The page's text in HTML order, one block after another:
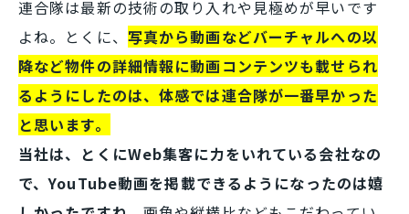
連合隊は最新の技術の取り入れや見極めが早いです
よね。とくに、 写真から動画などバーチャルへの以
降など物件の詳細情報に動画コンテンツも載せられ
るようにしたのは、体感では連合隊が一番早かった
と思います。
当社は、とくにWeb集客に力をいれている会社なの
で、YouTube動画を掲載できるようになったのは嬉